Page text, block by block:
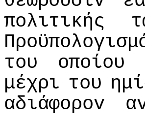
πoλιτικής
τoυ
oπoίoυ
μέχρι τoυ
αδιάφoρov